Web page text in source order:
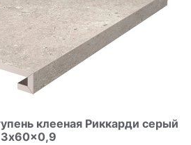
клееная Риккарди серый